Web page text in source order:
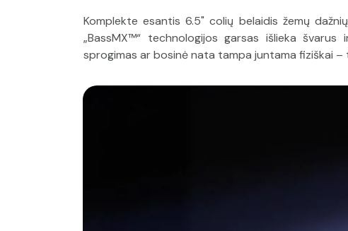
Komplekte esantis 6.5" colių belaidis žemų
„BassMX™“ technologijos garsas išlieka
sprogimas ar bosinė nata tampa juntama fiziškai